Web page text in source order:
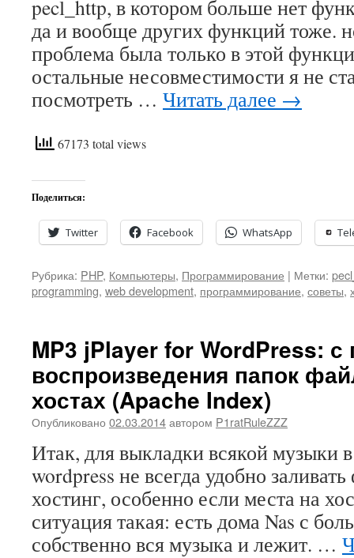
pecl_http, в котором больше нет
да и вообще других функций тоже.
проблема была только в этой
остальные несовместимости я не
посмотреть … Читать далее →
67173 total views
Поделиться:
Twitter Facebook WhatsApp
Рубрика: PHP, Компьютеры, Программирование | Метки:
programming, web development, программирование, советы,
MP3 jPlayer for WordPress:
воспроизведения папок
хостах (Apache Index)
Опубликовано 02.03.2014автором P1ratRuleZZZ
Итак, для выкладки всякой музыки
wordpress не всегда удобно
хостинг, особенно если места на
ситуация такая: есть дома Nas с
собственно вся музыка и лежит. …